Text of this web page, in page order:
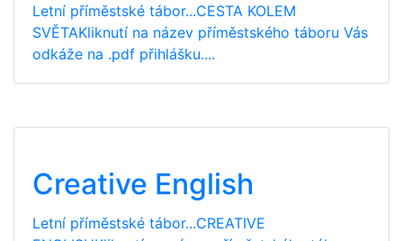
Letní příměstské tábor...CESTA KOLEM
SVĚTAKliknutí na název příměstského táboru Vás
odkáže na .pdf přihlášku....
Creative English
Letní příměstské tábor...CREATIVE